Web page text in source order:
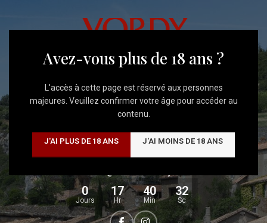
Avez-vous plus de 18 ans ?
L'accès à cette page est réservé aux personnes
majeures. Veuillez confirmer votre âge pour accéder au
contenu.
J'AI PLUS DE 18 ANS J'AI MOINS DE 18 ANS
SITE EN CONSTRUCTION
Nous travaillons actuellement sur notre nouveau site afin de
vous offrir une navigation plus agréable et une meilleure
découverte de nos vins.
Une question ?
Contactez nous au04 68 32 41 52ou par e-mail à
0
Jours
17
Hr
40
Min
32
Sc